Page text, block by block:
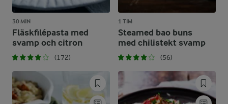
30 MIN
Fläskfilépasta med
svamp och citron
(172)
1 TIM
Steamed bao buns
med chilistekt svamp
(56)